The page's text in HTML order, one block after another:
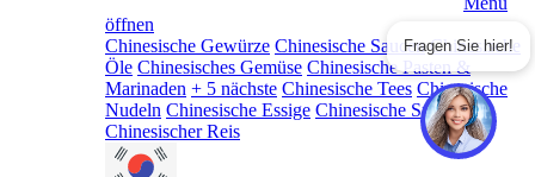
öffnen
Chinesische Gewürze Chinesische Saucen Chinesische
Öle Chinesisches Gemüse Chinesische Pasten &
Marinaden + 5 nächste Chinesische Tees Chinesische
Nudeln Chinesische Essige Chinesische Snacks
Chinesischer Reis
Fragen Sie hier!